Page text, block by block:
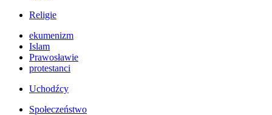
Religie
ekumenizm
Islam
Prawosławie
protestanci
Uchodźcy
Społeczeństwo